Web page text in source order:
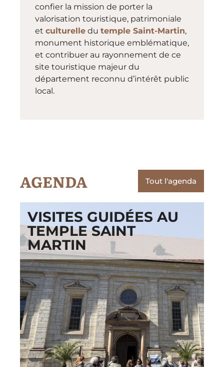
confier la mission de porter la
valorisation touristique, patrimoniale
et culturelle du temple Saint-Martin,
monument historique emblématique,
et contribuer au rayonnement de ce
site touristique majeur du
département reconnu d’intérêt public
local.
AGENDA Tout l'agenda
VISITES GUIDÉES AU
TEMPLE SAINT
MARTIN